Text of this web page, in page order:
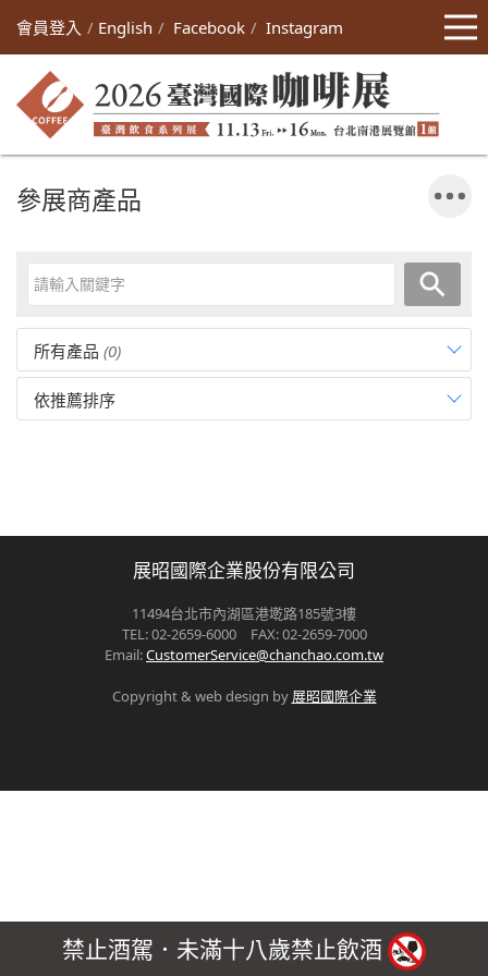
會員登入 English Facebook Instagram
參展商產品
所有產品 (0)
依推薦排序
展昭國際企業股份有限公司
11494台北市內湖區港墘路185號3樓
TEL: 02-2659-6000 FAX: 02-2659-7000
Email:CustomerService@chanchao.com.tw
Copyright & web design by 展昭國際企業
禁止酒駕．未滿十八歲禁止飲酒